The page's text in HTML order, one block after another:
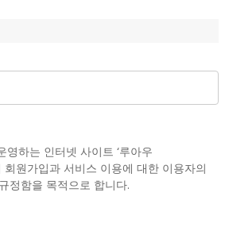
하는 인터넷 사이트 ‘루아우
원가입과 서비스 이용에 대한 이용자의
정함을 목적으로 합니다.